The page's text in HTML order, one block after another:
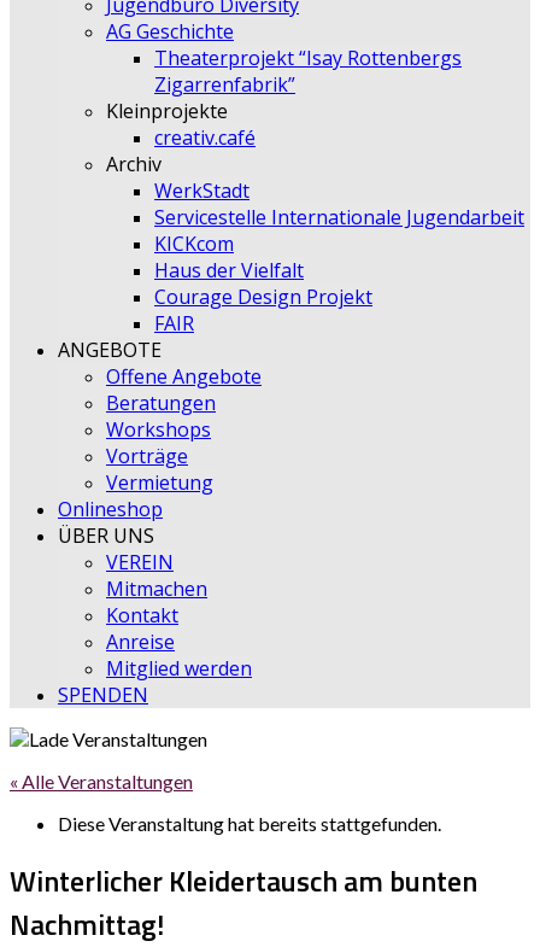
AG Geschichte
Theaterprojekt “Isay Rottenbergs
Zigarrenfabrik”
Kleinprojekte
creativ.café
Archiv
WerkStadt
Servicestelle Internationale Jugendarbeit
KICKcom
Haus der Vielfalt
Courage Design Projekt
FAIR
ANGEBOTE
Offene Angebote
Beratungen
Workshops
Vorträge
Vermietung
Onlineshop
ÜBER UNS
VEREIN
Mitmachen
Kontakt
Anreise
Mitglied werden
SPENDEN
« Alle Veranstaltungen
Diese Veranstaltung hat bereits stattgefunden.
Winterlicher Kleidertausch am bunten
Nachmittag!